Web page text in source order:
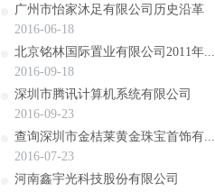
广州市怡家沐足有限公司历史沿革
2016-06-18
北京铭林国际置业有限公司2011年...
2016-09-18
深圳市腾讯计算机系统有限公司
2016-09-23
查询深圳市金桔莱黄金珠宝首饰有...
2016-07-23
河南鑫宇光科技股份有限公司